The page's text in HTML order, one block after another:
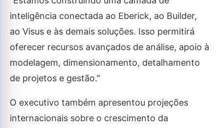
inteligência conectada ao Eberick, ao Builder,
ao Visus e às demais soluções. Isso permitirá
oferecer recursos avançados de análise, apoio à
modelagem, dimensionamento, detalhamento
de projetos e gestão.”
O executivo também apresentou projeções
internacionais sobre o crescimento da